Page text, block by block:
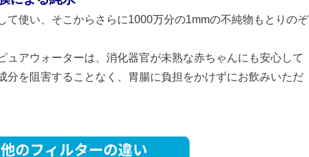
て使い、そこからさらに1000万分の1mmの不純物もとりのぞ
ュアウォーターは、消化器官が未熟な赤ちゃんにも安心して
分を阻害することなく、胃腸に負担をかけずにお飲みいただ